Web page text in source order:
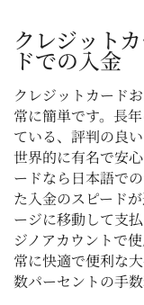
クレジット
ドでの入金
クレジットカード
常に簡単です。長
ている、評判の良
世界的に有名で安
ードなら日本語で
た入金のスピード
ージに移動して支
ジノアカウントで
常に快適で便利な
数パーセントの手